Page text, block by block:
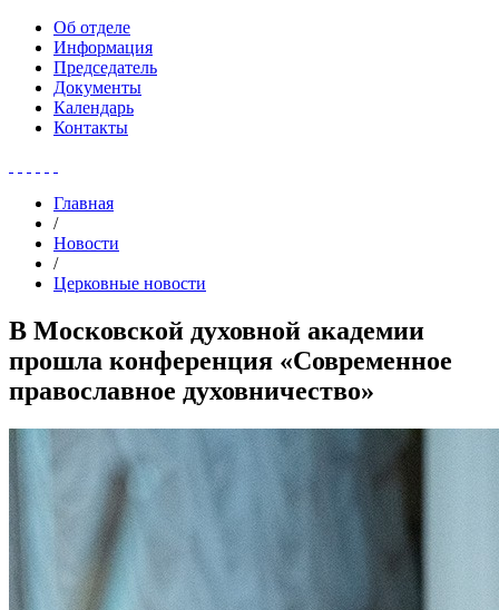
Об отделе
Информация
Председатель
Документы
Календарь
Контакты
Главная
/
Новости
/
Церковные новости
В Московской духовной академии
прошла конференция «Современное
православное духовничество»